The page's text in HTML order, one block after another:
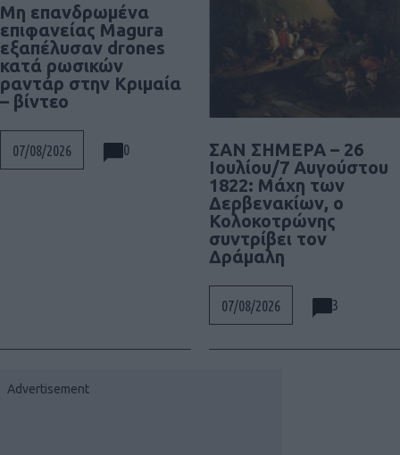
Μη επανδρωμένα
επιφανείας Magura
εξαπέλυσαν drones
κατά ρωσικών
ραντάρ στην Κριμαία
– βίντεο
07/08/2026 0
ΣΑΝ ΣΗΜΕΡΑ – 26
Ιουλίου/7 Αυγούστου
1822: Μάχη των
Δερβενακίων, ο
Κολοκοτρώνης
συντρίβει τον
Δράμαλη
07/08/2026 3